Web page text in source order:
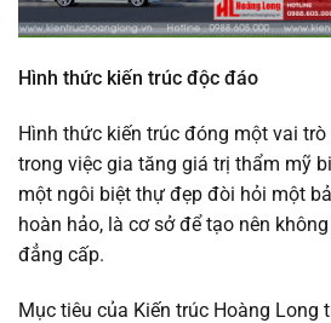
Hình thức kiến trúc độc đáo
Hình thức kiến trúc đóng một vai
trong việc gia tăng giá trị thẩm mỹ
một ngôi biệt thự đẹp đòi hỏi một
hoàn hảo, là cơ sở để tạo nên
đẳng cấp.
Mục tiêu của Kiến trúc Hoàng Long